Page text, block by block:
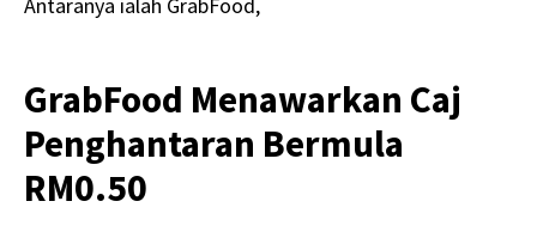
GrabFood Menawarkan Caj
Penghantaran Bermula
RM0.50